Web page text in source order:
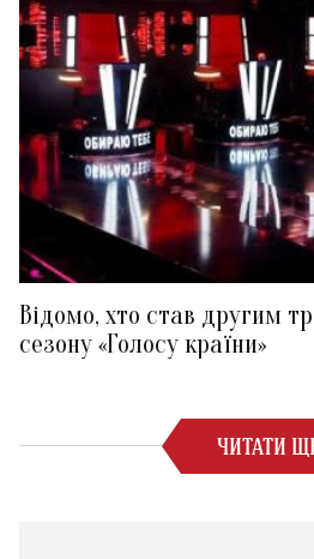
Відомо, хто став другим
сезону «Голосу країни»
ЧИТАТИ